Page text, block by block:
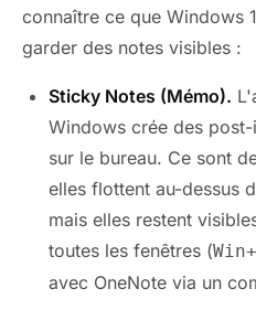
connaître ce que Windows
garder des notes visibles :
Sticky Notes (Mémo).
Windows crée des
sur le bureau. Ce sont
elles flottent au-dessus
mais elles restent
toutes les fenêtres (
avec OneNote via un